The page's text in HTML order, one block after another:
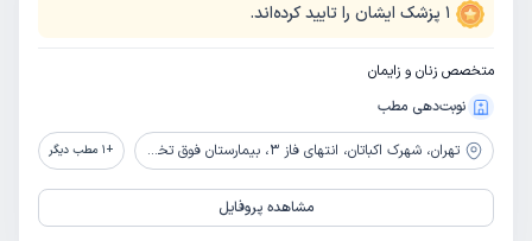
1 پزشک ایشان را تایید کرده‌اند.
متخصص زنان و زایمان
نوبت‌دهی مطب
تهران، شهرک اکباتان، انتهای فاز 3، بیمارستان فوق تخصصی صارم +
1 مطب دیگر
مشاهده پروفایل